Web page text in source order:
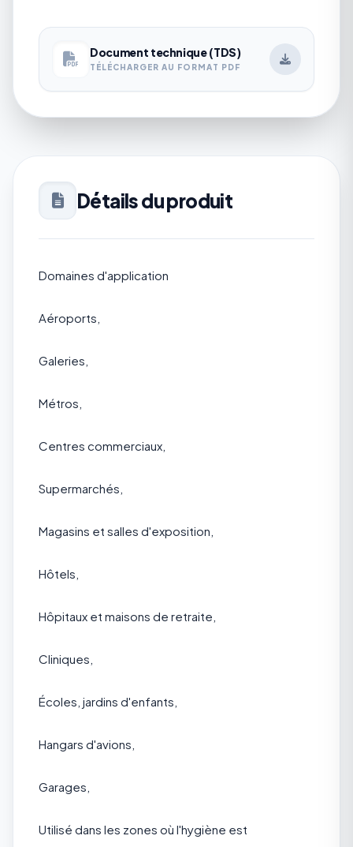
Document technique (TDS)
TÉLÉCHARGER AU FORMAT PDF
Détails du produit
Domaines d'application
Aéroports,
Galeries,
Métros,
Centres commerciaux,
Supermarchés,
Magasins et salles d'exposition,
Hôtels,
Hôpitaux et maisons de retraite,
Cliniques,
Écoles, jardins d'enfants,
Hangars d'avions,
Garages,
Utilisé dans les zones où l'hygiène est